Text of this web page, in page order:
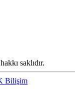
saklıdır.
Bilişim